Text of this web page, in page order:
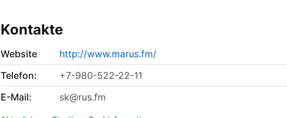
Kontakte
Website
http://www.marus.fm/
Telefon:
+7-980-522-22-11
E-Mail:
sk@rus.fm